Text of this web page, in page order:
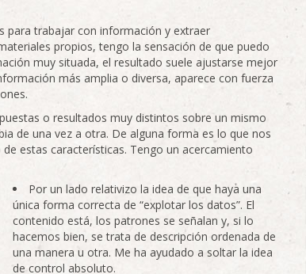
para trabajar con información y extraer
propios, tengo la sensación de que puedo
muy situada, el resultado suele ajustarse mejor
más amplia o diversa, aparece con fuerza
o resultados muy distintos sobre un mismo
de una vez a otra. De alguna forma es lo que nos
estas características. Tengo un acercamiento
Por un lado relativizo la idea de que haya una
única forma correcta de “explotar los datos”. El
contenido está, los patrones se señalan y, si lo
hacemos bien, se trata de descripción ordenada de
una manera u otra. Me ha ayudado a soltar la idea
de control absoluto.